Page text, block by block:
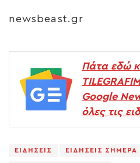
newsbeast.gr
Πάτα εδώ
Google
όλες τις
ΕΙΔΗΣΕΙΣ ΕΙΔΗΣΕΙΣ ΣΗΜΕΡΑ